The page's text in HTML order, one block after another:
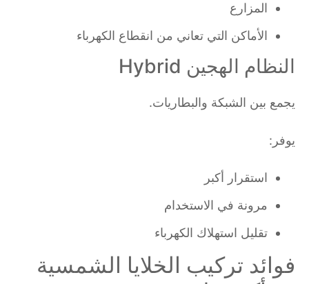
المزارع
الأماكن التي تعاني من انقطاع الكهرباء
النظام الهجين Hybrid
يجمع بين الشبكة والبطاريات.
يوفر:
استقرار أكبر
مرونة في الاستخدام
تقليل استهلاك الكهرباء
فوائد تركيب الخلايا الشمسية